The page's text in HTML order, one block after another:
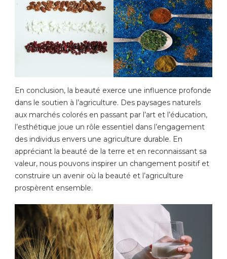
En conclusion, la beauté exerce une influence profonde
dans le soutien à l’agriculture. Des paysages naturels
aux marchés colorés en passant par l’art et l’éducation,
l’esthétique joue un rôle essentiel dans l’engagement
des individus envers une agriculture durable. En
appréciant la beauté de la terre et en reconnaissant sa
valeur, nous pouvons inspirer un changement positif et
construire un avenir où la beauté et l’agriculture
prospèrent ensemble.